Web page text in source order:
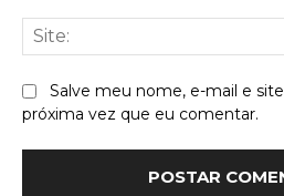
Salve meu nome, e-mail e
próxima vez que eu comentar.